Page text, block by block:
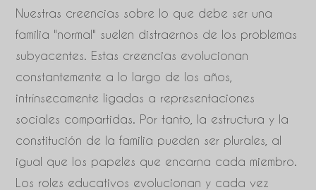
Nuestras creencias sobre lo que debe ser una
familia "normal" suelen distraernos de los problemas
subyacentes. Estas creencias evolucionan
constantemente a lo largo de los años,
intrínsecamente ligadas a representaciones
sociales compartidas. Por tanto, la estructura y la
constitución de la familia pueden ser plurales, al
igual que los papeles que encarna cada miembro.
Los roles educativos evolucionan y cada vez